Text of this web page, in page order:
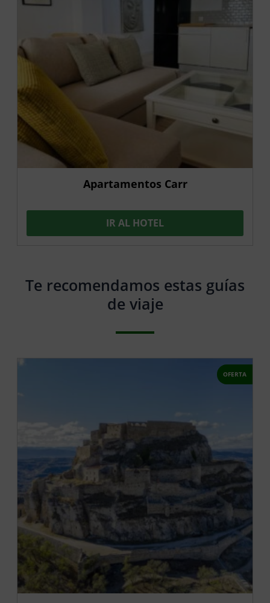
Apartamentos Carr
IR AL HOTEL
Te recomendamos estas guías
de viaje
OFERTA